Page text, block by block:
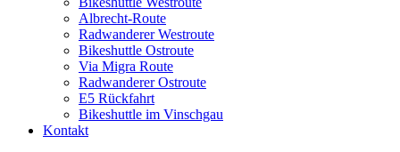
Albrecht-Route
Radwanderer Westroute
Bikeshuttle Ostroute
Via Migra Route
Radwanderer Ostroute
E5 Rückfahrt
Bikeshuttle im Vinschgau
Kontakt